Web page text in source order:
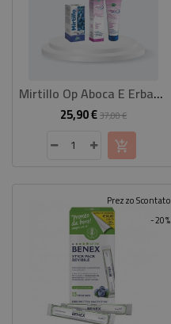
Mirtillo Op Aboca E Erbaven Fresh Gel Di Esi
25,90 €Prezzo
base
37,00 €Prezzo
-20%
Prezzo Scontato